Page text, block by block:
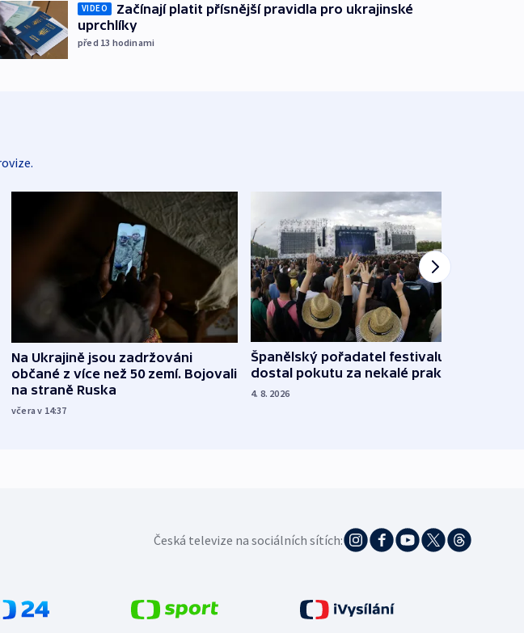
VIDEO
Začínají platit přísnější pravidla pro ukrajinské
uprchlíky
před 13 hodinami
Na Ukrajině jsou zadržováni
občané z více než 50 zemí. Bojovali
na straně Ruska
včera v 14:37
Španělský pořadatel festivalu
dostal pokutu za nekalé praktiky
4. 8. 2026
Česká televize na sociálních sítích: